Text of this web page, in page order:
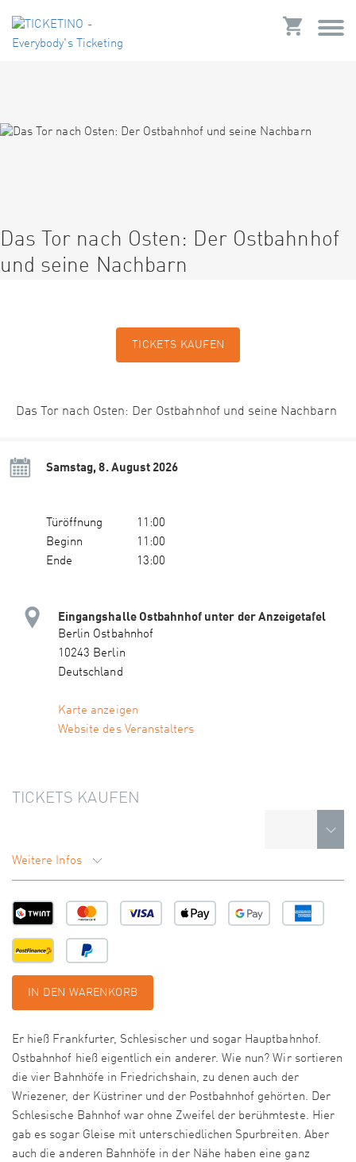
Das Tor nach Osten: Der Ostbahnhof
und seine Nachbarn
TICKETS KAUFEN
Das Tor nach Osten: Der Ostbahnhof und seine Nachbarn
Samstag, 8. August 2026
Türöffnung
11:00
Beginn
11:00
Ende
13:00
Eingangshalle Ostbahnhof unter der Anzeigetafel
Berlin Ostbahnhof
10243 Berlin
Deutschland
Karte anzeigen
Website des Veranstalters
TICKETS KAUFEN
Weitere Infos
IN DEN WARENKORB
Er hieß Frankfurter, Schlesischer und sogar Hauptbahnhof.
Ostbahnhof hieß eigentlich ein anderer. Wie nun? Wir sortieren
die vier Bahnhöfe in Friedrichshain, zu denen auch der
Wriezener, der Küstriner und der Postbahnhof gehörten. Der
Schlesische Bahnhof war ohne Zweifel der berühmteste. Hier
gab es sogar Gleise mit unterschiedlichen Spurbreiten. Aber
auch die anderen Bahnhöfe in der Nähe haben eine ganz